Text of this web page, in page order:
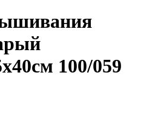
100/059